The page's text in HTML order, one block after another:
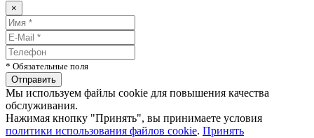
×
* Обязательные поля
Мы используем файлы cookie для повышения качества
обслуживания.
Нажимая кнопку "Принять", вы принимаете условия
политики использования файлов cookie. Принять